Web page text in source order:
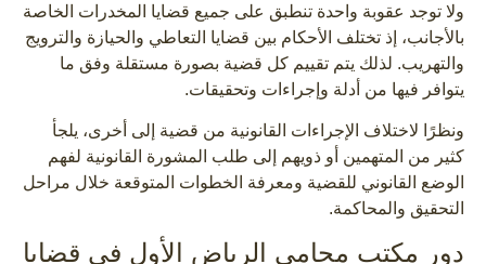
ولا توجد عقوبة واحدة تنطبق على جميع قضايا المخدرات الخاصة
بالأجانب، إذ تختلف الأحكام بين قضايا التعاطي والحيازة والترويج
والتهريب. لذلك يتم تقييم كل قضية بصورة مستقلة وفق ما
يتوافر فيها من أدلة وإجراءات وتحقيقات.
ونظرًا لاختلاف الإجراءات القانونية من قضية إلى أخرى، يلجأ
كثير من المتهمين أو ذويهم إلى طلب المشورة القانونية لفهم
الوضع القانوني للقضية ومعرفة الخطوات المتوقعة خلال مراحل
التحقيق والمحاكمة.
دور مكتب محامي الرياض الأول في قضايا